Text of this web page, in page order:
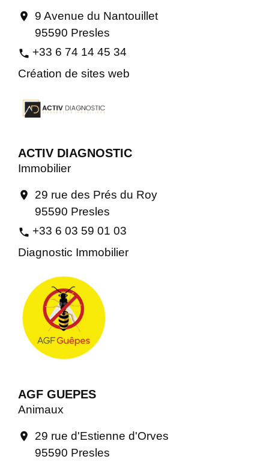
location_on
9 Avenue du Nantouillet
95590 Presles
phone +33 6 74 14 45 34
Création de sites web
ACTIV DIAGNOSTIC
Immobilier
location_on
29 rue des Prés du Roy
95590 Presles
phone +33 6 03 59 01 03
Diagnostic Immobilier
AGF GUEPES
Animaux
location_on
29 rue d'Estienne d'Orves
95590 Presles